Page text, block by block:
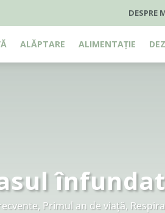
DESPRE
ALĂPTARE ALIMENTAȚIE
, Primul an de viață,